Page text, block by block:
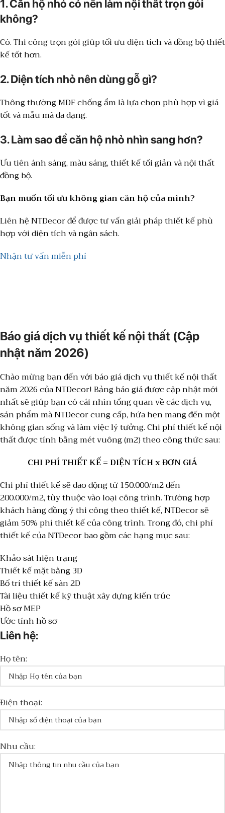
1. Căn hộ nhỏ có nên làm nội thất trọn gói
không?
Có. Thi công trọn gói giúp tối ưu diện tích và đồng bộ thiết
kế tốt hơn.
2. Diện tích nhỏ nên dùng gỗ gì?
Thông thường MDF chống ẩm là lựa chọn phù hợp vì giá
tốt và mẫu mã đa dạng.
3. Làm sao để căn hộ nhỏ nhìn sang hơn?
Ưu tiên ánh sáng, màu sáng, thiết kế tối giản và nội thất
đồng bộ.
Bạn muốn tối ưu không gian căn hộ của mình?
Liên hệ NTDecor để được tư vấn giải pháp thiết kế phù
hợp với diện tích và ngân sách.
Nhận tư vấn miễn phí
Báo giá dịch vụ thiết kế nội thất (Cập
nhật năm 2026)
Chào mừng bạn đến với báo giá dịch vụ thiết kế nội thất
năm 2026 của NTDecor! Bảng báo giá được cập nhật mới
nhất sẽ giúp bạn có cái nhìn tổng quan về các dịch vụ,
sản phẩm mà NTDecor cung cấp, hứa hẹn mang đến một
không gian sống và làm việc lý tưởng. Chi phí thiết kế nội
thất được tính bằng mét vuông (m2) theo công thức sau:
CHI PHÍ THIẾT KẾ = DIỆN TÍCH x ĐƠN GIÁ
Chi phí thiết kế sẽ dao động từ 150.000/m2 đến
200.000/m2, tùy thuộc vào loại công trình. Trường hợp
khách hàng đồng ý thi công theo thiết kế, NTDecor sẽ
giảm 50% phí thiết kế của công trình.Trong đó, chi phí
thiết kế của NTDecor bao gồm các hạng mục sau:
Khảo sát hiện trạng
Thiết kế mặt bằng 3D
Bố trí thiết kế sàn 2D
Tài liệu thiết kế kỹ thuật xây dựng kiến ​​trúc
Hồ sơ MEP
Ước tính hồ sơ
Liên hệ:
Họ tên:
Điện thoại:
Nhu cầu: